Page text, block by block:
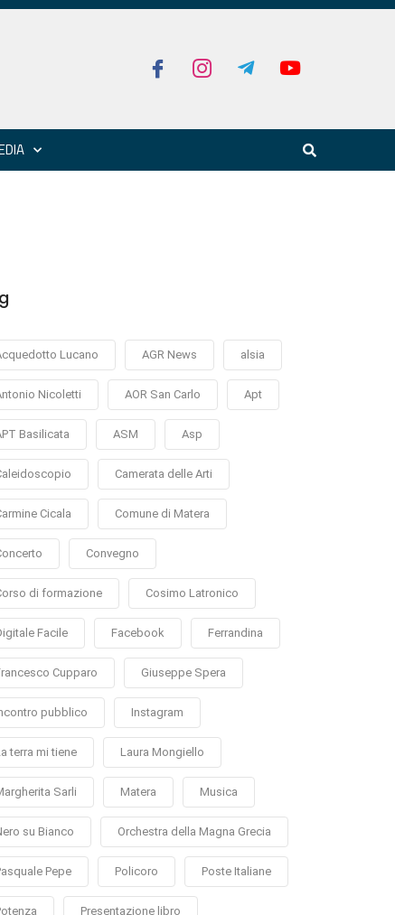
Lucano AGR News alsia
Nicoletti AOR San Carlo Apt
Basilicata ASM Asp
Camerata delle Arti
Cicala Comune di Matera
Convegno
di formazione Cosimo Latronico
Facile Facebook Ferrandina
Cupparo Giuseppe Spera
pubblico Instagram
terra mi tiene Laura Mongiello
Sarli Matera Musica
su Bianco Orchestra della Magna Grecia
Pepe Policoro Poste Italiane
Presentazione libro